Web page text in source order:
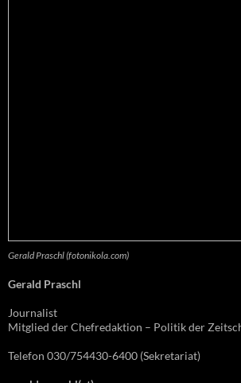
Gerald Praschl (fotonikola.com)
Gerald Praschl
Journalist
Mitglied der Chefredaktion – Politik der
Telefon 030/754430-6400 (Sekretariat)